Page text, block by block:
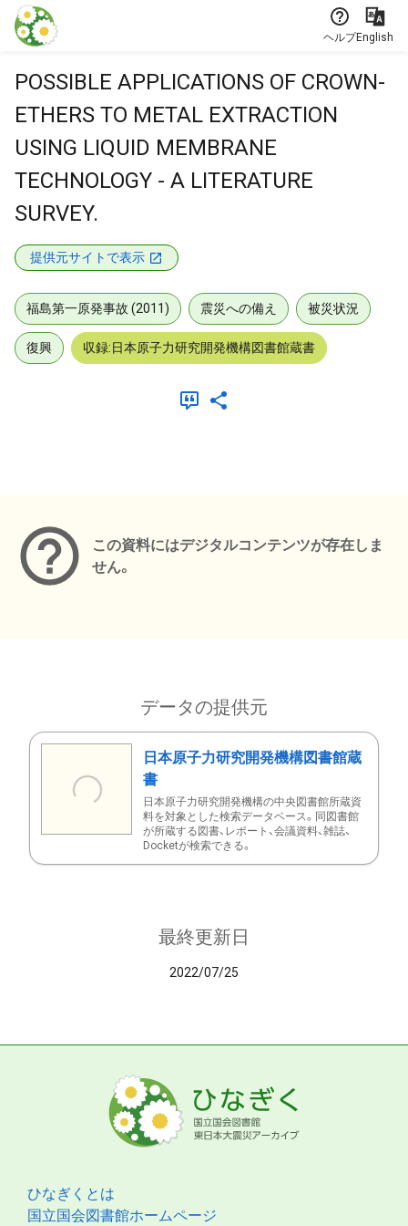
本文に飛ぶ
ヘルプEnglish
POSSIBLE APPLICATIONS OF CROWN-
ETHERS TO METAL EXTRACTION
USING LIQUID MEMBRANE
TECHNOLOGY - A LITERATURE
SURVEY.
提供元サイトで表示
福島第一原発事故 (2011) 震災への備え 被災状況
復興 収録:日本原子力研究開発機構図書館蔵書
この資料にはデジタルコンテンツが存在しま
せん。
データの提供元
日本原子力研究開発機構図書館蔵
書
日本原子力研究開発機構の中央図書館所蔵資
料を対象とした検索データベース。同図書館
が所蔵する図書、レポート、会議資料、雑誌、
Docketが検索できる。
最終更新日
2022/07/25
ひなぎくとは
国立国会図書館ホームページ